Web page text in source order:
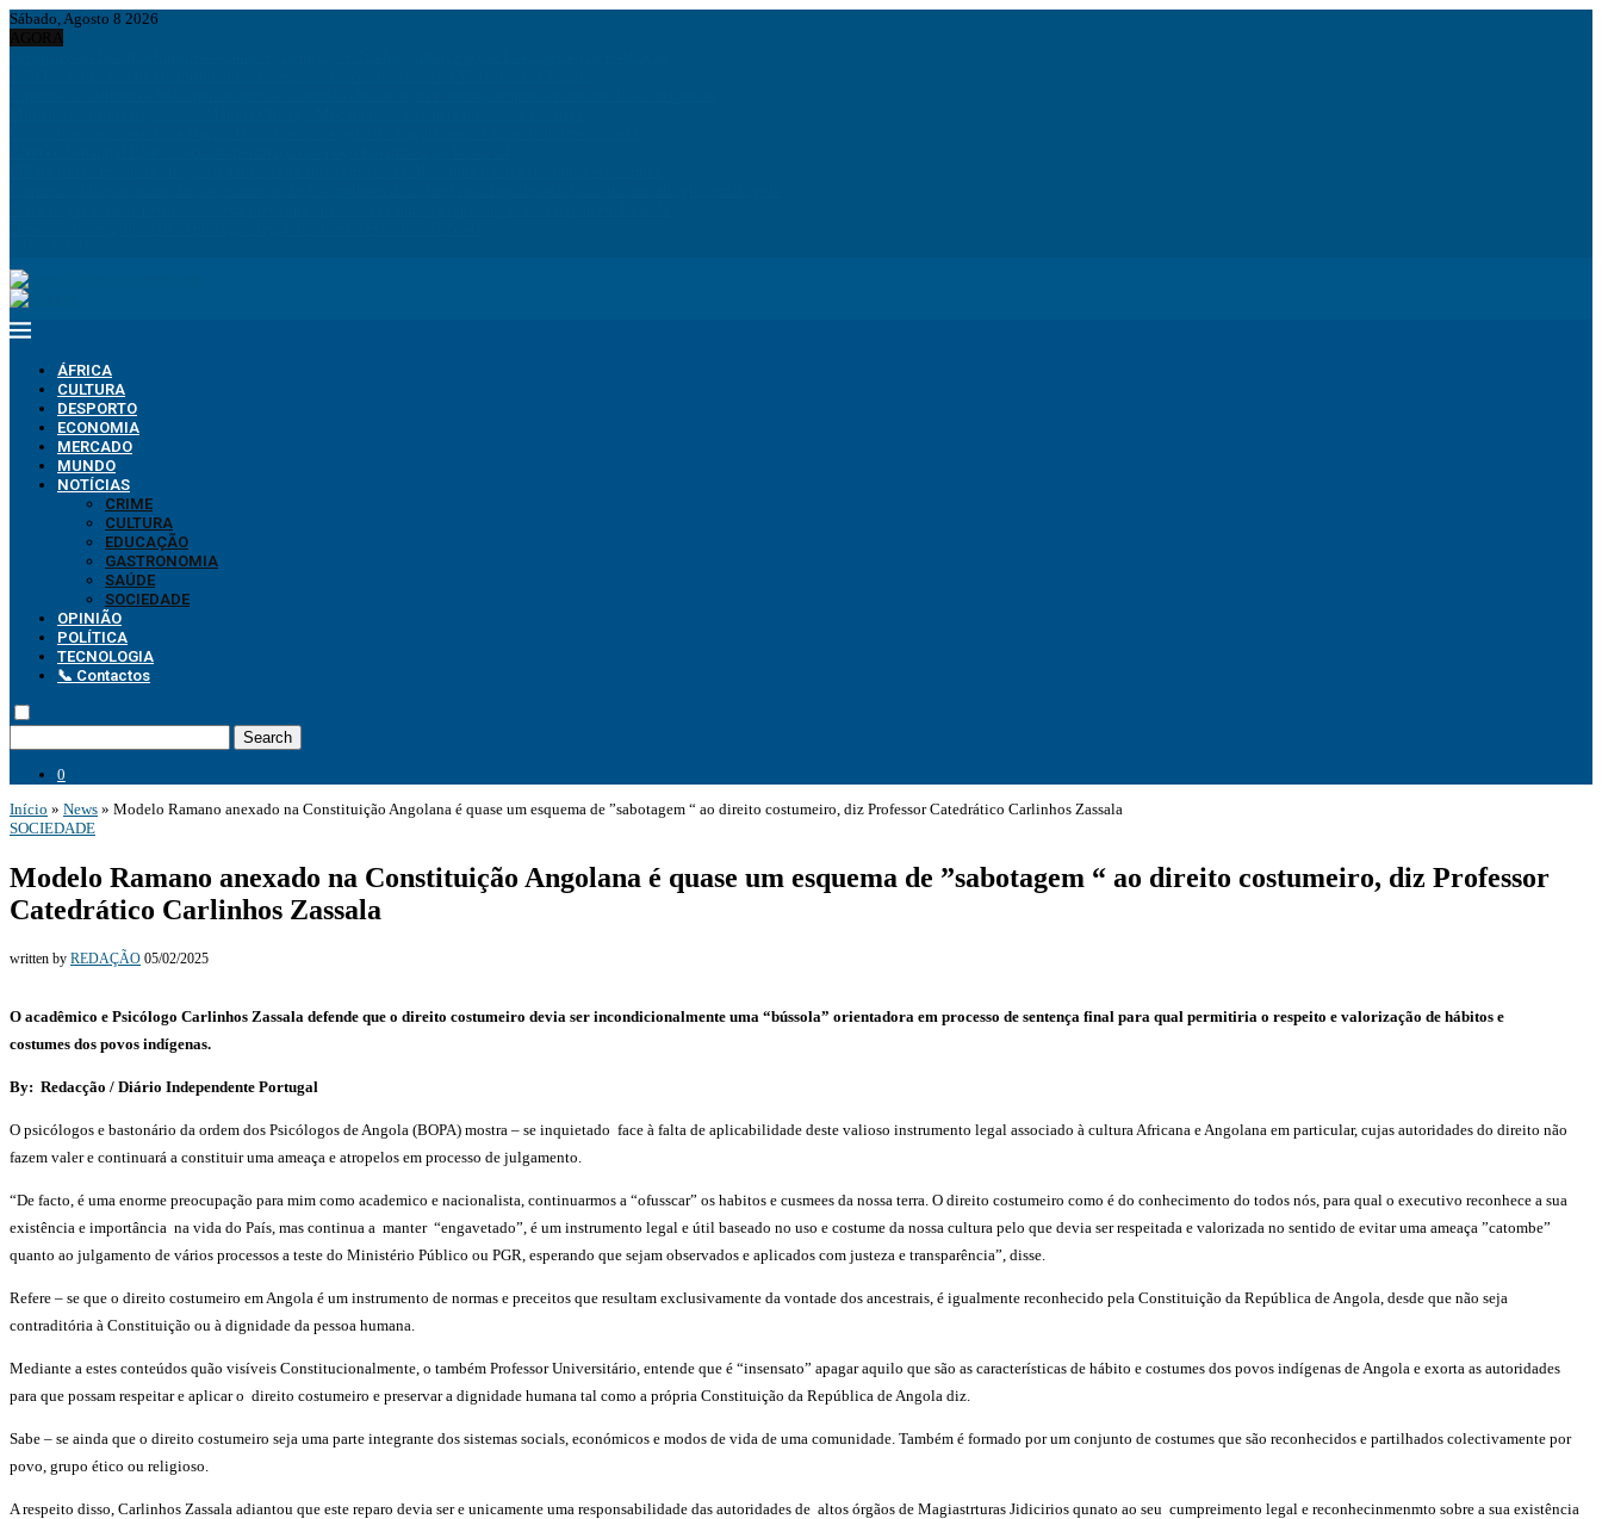
Sábado, Agosto 8 2026
ÁFRICA
CULTURA
DESPORTO
ECONOMIA
MERCADO
MUNDO
NOTÍCIAS
CRIME
CULTURA
EDUCAÇÃO
GASTRONOMIA
SAÚDE
SOCIEDADE
OPINIÃO
POLÍTICA
TECNOLOGIA
📞 Contactos
Search
0
Início » News » Modelo Ramano anexado na Constituição Angolana é quase um esquema de ”sabotagem “ ao direito costumeiro, diz Professor Catedrático Carlinhos Zassala
SOCIEDADE
Modelo Ramano anexado na Constituição Angolana é quase um esquema de ”sabotagem “ ao direito costumeiro, diz Professor
Catedrático Carlinhos Zassala
written by REDAÇÃO 05/02/2025
O acadêmico e Psicólogo Carlinhos Zassala defende que o direito costumeiro devia ser incondicionalmente uma “bússola” orientadora em processo de sentença final para qual permitiria o respeito e valorização de hábitos e
costumes dos povos indígenas.
By: Redacção / Diário Independente Portugal
O psicólogos e bastonário da ordem dos Psicólogos de Angola (BOPA) mostra – se inquietado face à falta de aplicabilidade deste valioso instrumento legal associado à cultura Africana e Angolana em particular, cujas autoridades do direito não
fazem valer e continuará a constituir uma ameaça e atropelos em processo de julgamento.
“De facto, é uma enorme preocupação para mim como academico e nacionalista, continuarmos a “ofusscar” os habitos e cusmees da nossa terra. O direito costumeiro como é do conhecimento do todos nós, para qual o executivo reconhece a sua
existência e importância na vida do País, mas continua a manter “engavetado”, é um instrumento legal e útil baseado no uso e costume da nossa cultura pelo que devia ser respeitada e valorizada no sentido de evitar uma ameaça ”catombe”
quanto ao julgamento de vários processos a teste do Ministério Público ou PGR, esperando que sejam observados e aplicados com justeza e transparência”, disse.
Refere – se que o direito costumeiro em Angola é um instrumento de normas e preceitos que resultam exclusivamente da vontade dos ancestrais, é igualmente reconhecido pela Constituição da República de Angola, desde que não seja
contraditória à Constituição ou à dignidade da pessoa humana.
Mediante a estes conteúdos quão visíveis Constitucionalmente, o também Professor Universitário, entende que é “insensato” apagar aquilo que são as características de hábito e costumes dos povos indígenas de Angola e exorta as autoridades
para que possam respeitar e aplicar o direito costumeiro e preservar a dignidade humana tal como a própria Constituição da República de Angola diz.
Sabe – se ainda que o direito costumeiro seja uma parte integrante dos sistemas socials, económicos e modos de vida de uma comunidade. Também é formado por um conjunto de costumes que são reconhecidos e partilhados colectivamente por
povo, grupo ético ou religioso.
A respeito disso, Carlinhos Zassala adiantou que este reparo devia ser e unicamente uma responsabilidade das autoridades de altos órgãos de Magiastrturas Jidicirios qunato ao seu cumpreimento legal e reconhecinmenmto sobre a sua existência